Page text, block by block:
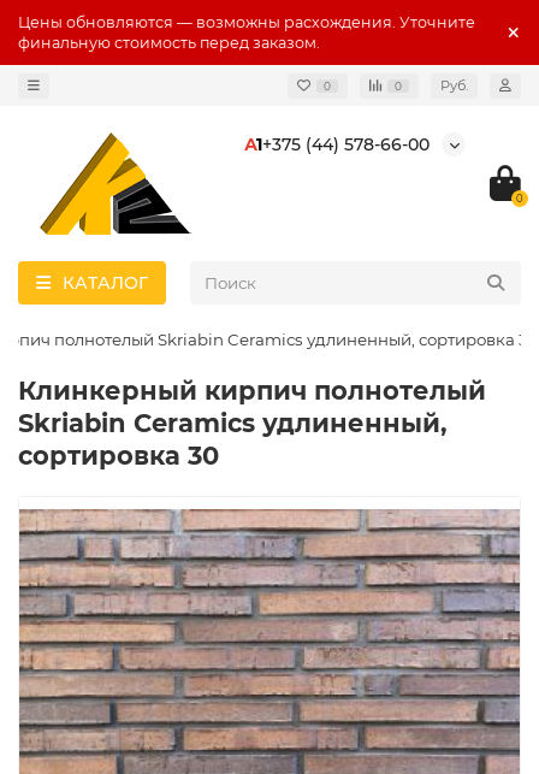
Цены обновляются — возможны расхождения. Уточните
финальную стоимость перед заказом.
0 0 Руб.
А1+375 (44) 578-66-00
0
КАТАЛОГ
полнотелый Skriabin Ceramics удлиненный, сортировка 30
Клинкерный кирпич полнотелый
Skriabin Ceramics удлиненный,
сортировка 30